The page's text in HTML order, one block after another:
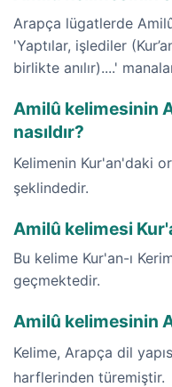
Arapça lügatlerde
'Yaptılar, işlediler
birlikte anılır)....'
Amilû kelimesinin
nasıldır?
Kelimenin Kur'an'daki
şeklindedir.
Amilû kelimesi
Bu kelime Kur'an-ı
geçmektedir.
Amilû kelimesinin
Kelime, Arapça dil
harflerinden türemiştir.